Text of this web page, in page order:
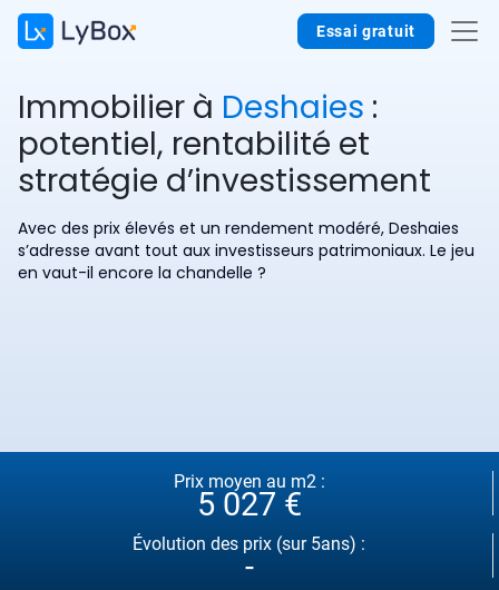
Essai gratuit
Immobilier à Deshaies :
potentiel, rentabilité et
stratégie d’investissement
Avec des prix élevés et un rendement modéré, Deshaies
s’adresse avant tout aux investisseurs patrimoniaux. Le jeu
en vaut-il encore la chandelle ?
Prix moyen au m2 :
5 027 €
Évolution des prix (sur 5ans) :
-